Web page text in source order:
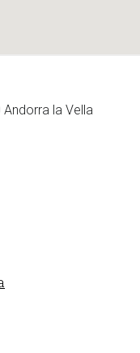
Andorra la Vella